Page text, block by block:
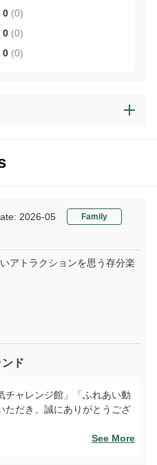
0 (0)
0 (0)
0 (0)
2026-05 Family
アトラクションを思う存分楽
ド
チャレンジ館」「ふれあい動
ただき、誠にありがとうござ
アトラクションを思う存分お
See More